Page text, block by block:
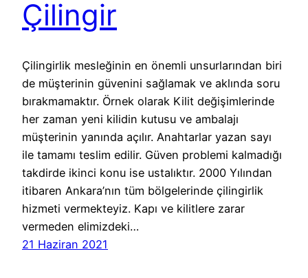
Çilingir
Çilingirlik mesleğinin en önemli unsurlarından biri
de müşterinin güvenini sağlamak ve aklında soru
bırakmamaktır. Örnek olarak Kilit değişimlerinde
her zaman yeni kilidin kutusu ve ambalajı
müşterinin yanında açılır. Anahtarlar yazan sayı
ile tamamı teslim edilir. Güven problemi kalmadığı
takdirde ikinci konu ise ustalıktır. 2000 Yılından
itibaren Ankara’nın tüm bölgelerinde çilingirlik
hizmeti vermekteyiz. Kapı ve kilitlere zarar
vermeden elimizdeki…
21 Haziran 2021